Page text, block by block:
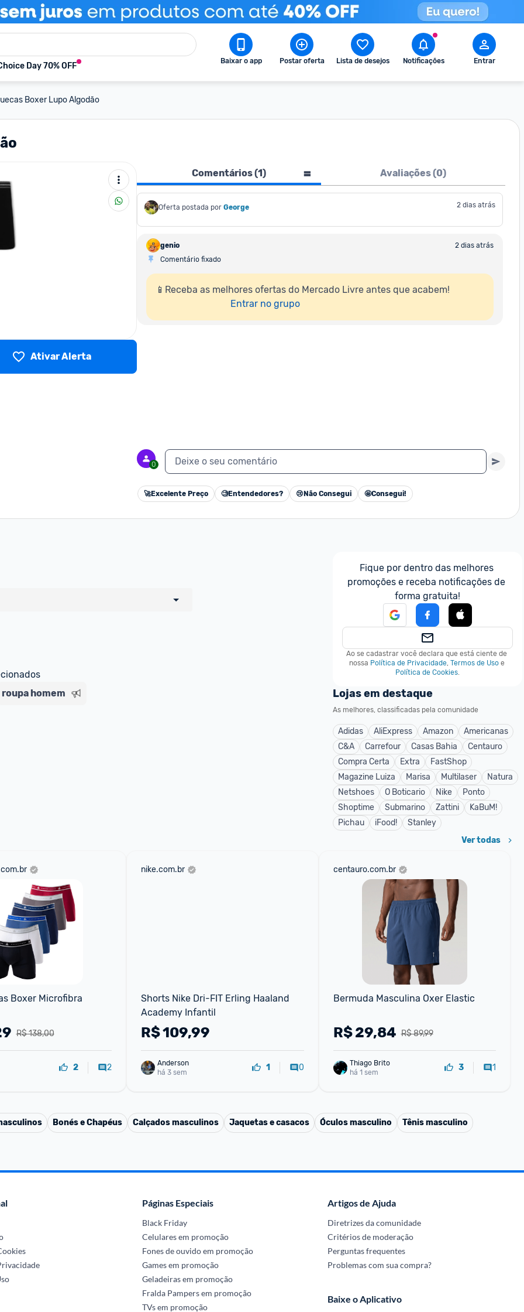
Day 70% OFF Baixar o app Postar oferta Lista de desejos Notificações Entrar
Boxer Lupo Algodão
Ativar Alerta
Comentários (1) Avaliações (0)
Oferta postada por George 2 dias atrás
genio
2 dias atrás
Comentário fixado
📱Receba as melhores ofertas do Mercado Livre antes que acabem!
Entrar no grupo
0 Deixe o seu comentário
🚀Excelente Preço 🧐Entendedores? 😢 Não Consegui 🤩Consegui!
um marketplace, nós indicamos no
sinalizamos através da tag
roupa homem
Fique por dentro das melhores
promoções e receba notificações de
forma gratuita!
Ao se cadastrar você declara que está ciente de
nossa Política de Privacidade, Termos de Uso e
Política de Cookies.
Lojas em destaque
As melhores, classificadas pela comunidade
Adidas AliExpress Amazon
Americanas
C&A
Carrefour Casas Bahia
Centauro
Compra Certa
Extra
FastShop
Magazine Luiza
Marisa Multilaser
Natura
Netshoes
O Boticario Nike
Ponto
Shoptime
Submarino Zattini
KaBuM!
Pichau
iFood! Stanley
Ver todas
Boxer Microfibra
R$ 138,00
2 2
nike.com.br
Shorts Nike Dri-FIT Erling Haaland
Academy Infantil
R$109,99
Anderson
há 3 sem
1 0
centauro.com.br
Bermuda Masculina Oxer Elastic
R$ 89,99
R$29,84
Thiago Brito
há 1 sem
3 1
Bonés e Chapéus Calçados masculinos Jaquetas e casacos Óculos masculino Tênis masculino
Páginas Especiais
Black Friday
Celulares em promoção
Fones de ouvido em promoção
Games em promoção
Geladeiras em promoção
Fralda Pampers em promoção
TVs em promoção
Artigos de Ajuda
Diretrizes da comunidade
Critérios de moderação
Perguntas frequentes
Problemas com sua compra?
Baixe o Aplicativo